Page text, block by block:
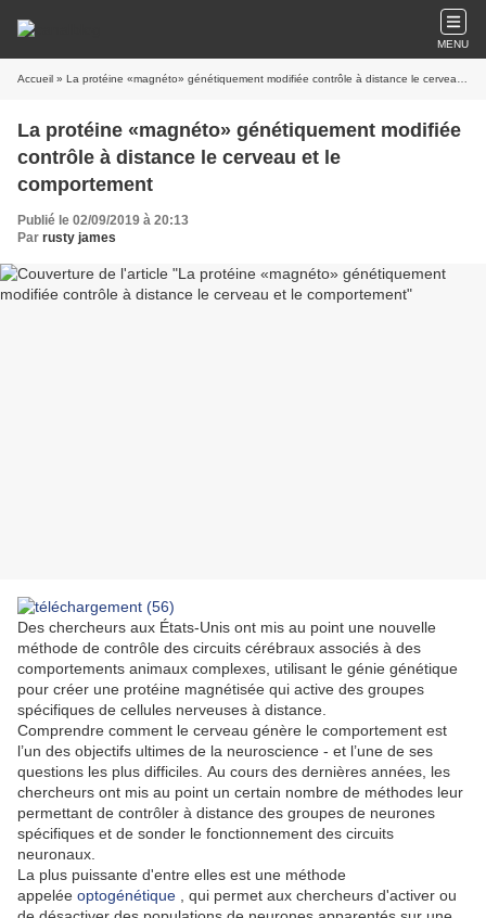
MENU
Accueil » La protéine «magnéto» génétiquement modifiée contrôle à distance le cerveau et le comportement
La protéine «magnéto» génétiquement modifiée
contrôle à distance le cerveau et le
comportement
Publié le 02/09/2019 à 20:13
Par rusty james
Des chercheurs aux États-Unis ont mis au point une nouvelle
méthode de contrôle des circuits cérébraux associés à des
comportements animaux complexes, utilisant le génie génétique
pour créer une protéine magnétisée qui active des groupes
spécifiques de cellules nerveuses à distance.
Comprendre comment le cerveau génère le comportement est
l’un des objectifs ultimes de la neuroscience - et l’une de ses
questions les plus difficiles. Au cours des dernières années, les
chercheurs ont mis au point un certain nombre de méthodes leur
permettant de contrôler à distance des groupes de neurones
spécifiques et de sonder le fonctionnement des circuits
neuronaux.
La plus puissante d'entre elles est une méthode
appelée optogénétique , qui permet aux chercheurs d'activer ou